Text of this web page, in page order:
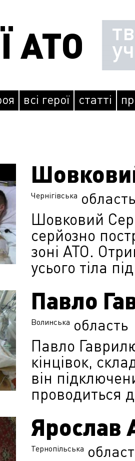
АТО
всі герої статті
Чернігівська область
Шовковий
серйозно
зоні АТО.
усього тіла
Павло
Волинська область
Павло
кінцівок,
він
проводиться
Ярослав
Тернопільська